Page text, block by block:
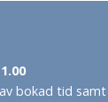
bokad tid samt